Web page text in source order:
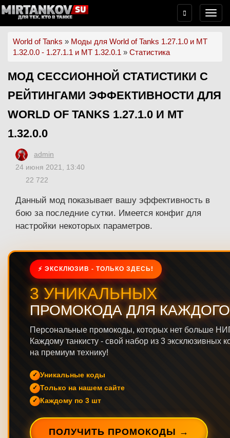
World of Tanks » Моды для World of Tanks 1.27.1.0 и МТ
1.32.0.0 - 1.27.1.1 и МТ 1.32.0.1 » Статистика
МОД СЕССИОННОЙ СТАТИСТИКИ С
РЕЙТИНГАМИ ЭФФЕКТИВНОСТИ ДЛЯ
WORLD OF TANKS 1.27.1.0 И МТ
1.32.0.0
admin
24 июня 2021, 13:40
22 722
Данный мод показывает вашу эффективность в
бою за последние сутки. Имеется конфиг для
настройки некоторых параметров.
⚡ ЭКСКЛЮЗИВ - ТОЛЬКО ЗДЕСЬ!
3 УНИКАЛЬНЫХ
ПРОМОКОДА ДЛЯ
Персональные промокоды, которых нет больше
Каждому танкисту - свой набор из 3 эксклюзивных
на премиум технику!
Уникальные коды
Только на нашем сайте
Каждому по 3 шт
ПОЛУЧИТЬ ПРОМОКОДЫ →